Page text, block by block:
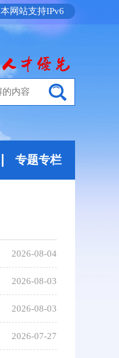
本网站支持IPv6
专题专栏
2026-08-04
2026-08-03
2026-08-03
2026-07-27